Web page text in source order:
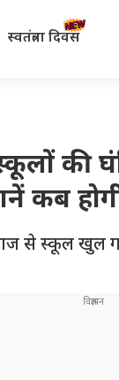
स्वतंत्रता दिवस
की
से स्कूल खुल